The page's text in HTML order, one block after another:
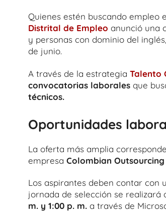
Quienes estén buscando empleo
Distrital de Empleo anunció una
y personas con dominio del
de junio.
A través de la estrategia Talento
convocatorias laborales que
técnicos.
Oportunidades
La oferta más amplia
empresa Colombian
Los aspirantes deben contar con
jornada de selección se
m. y 1:00 p. m. a través de